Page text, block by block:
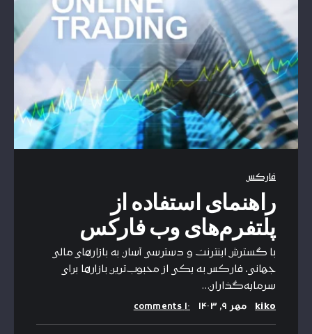
فارکس
راهنمای استفاده از
پلتفرم‌های وب فارکس
با گسترش اینترنت و دسترسی آسان به بازارهای مالی
جهانی، فارکس به یکی از محبوب‌ترین بازارها برای
سرمایه‌گذاران…
kiko مهر ۹, ۱۴۰۳ ۱۰ comments